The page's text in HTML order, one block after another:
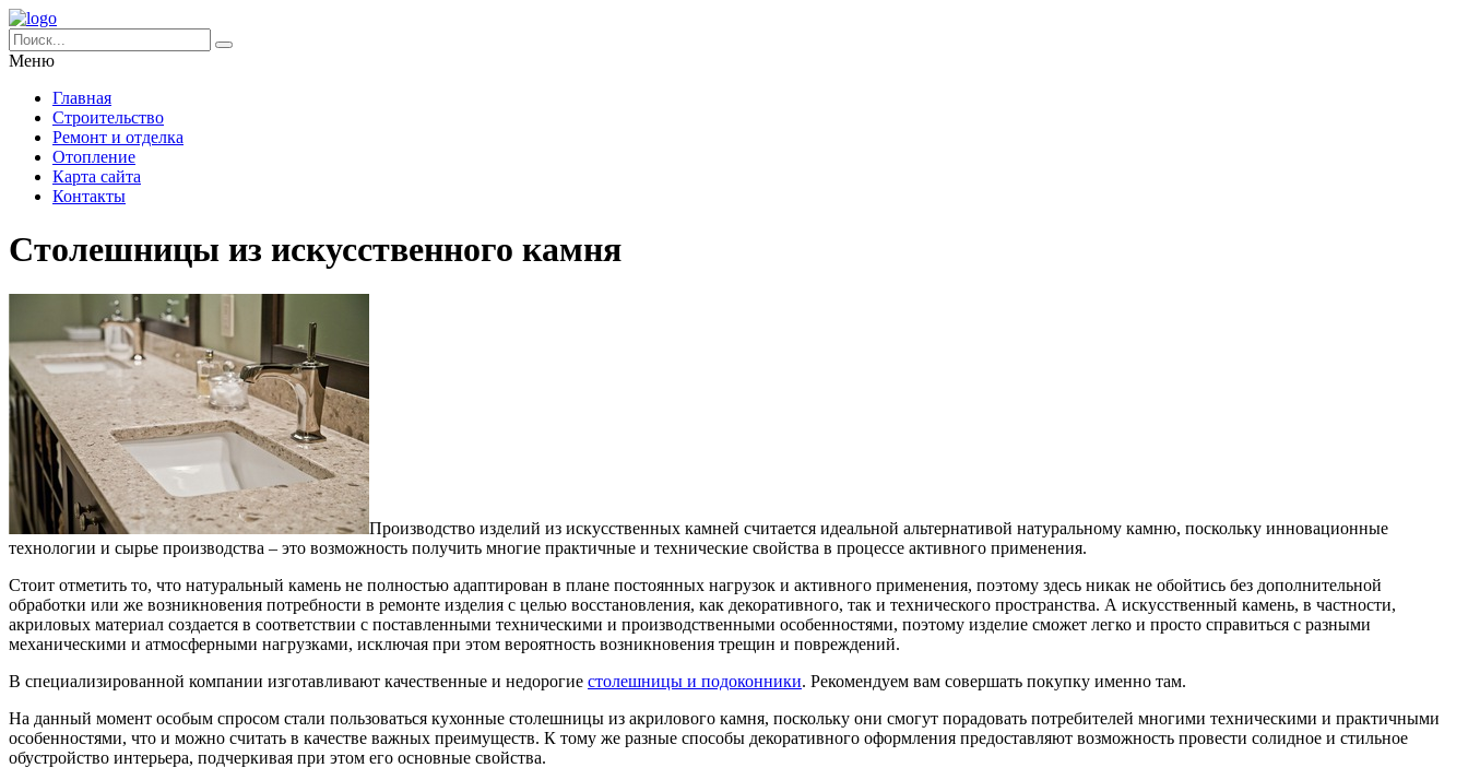
Меню
Главная
Строительство
Ремонт и отделка
Отопление
Карта сайта
Контакты
Столешницы из искусственного камня
Производство изделий из искусственных камней считается идеальной альтернативой натуральному камню, поскольку инновационные
технологии и сырье производства – это возможность получить многие практичные и технические свойства в процессе активного применения.
Стоит отметить то, что натуральный камень не полностью адаптирован в плане постоянных нагрузок и активного применения, поэтому здесь никак не обойтись без дополнительной
обработки или же возникновения потребности в ремонте изделия с целью восстановления, как декоративного, так и технического пространства. А искусственный камень, в частности,
акриловых материал создается в соответствии с поставленными техническими и производственными особенностями, поэтому изделие сможет легко и просто справиться с разными
механическими и атмосферными нагрузками, исключая при этом вероятность возникновения трещин и повреждений.
В специализированной компании изготавливают качественные и недорогие столешницы и подоконники. Рекомендуем вам совершать покупку именно там.
На данный момент особым спросом стали пользоваться кухонные столешницы из акрилового камня, поскольку они смогут порадовать потребителей многими техническими и практичными
особенностями, что и можно считать в качестве важных преимуществ. К тому же разные способы декоративного оформления предоставляют возможность провести солидное и стильное
обустройство интерьера, подчеркивая при этом его основные свойства.